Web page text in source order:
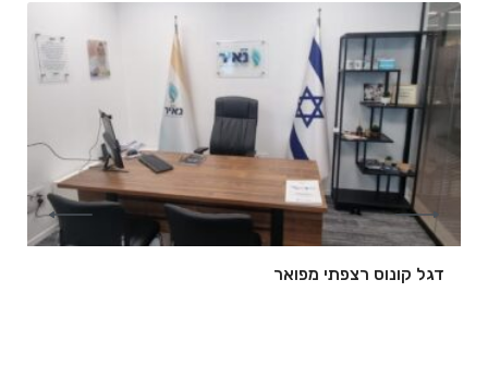
דגל קונוס רצפתי מפואר